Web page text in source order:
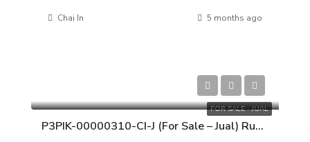
Chai In 5 months ago
FOR SALE - JUAL
P3PIK-00000310-CI-J (For Sale – Jual) Ruko Pluit Karang Manis, Muara Karang, Jakarta Utara